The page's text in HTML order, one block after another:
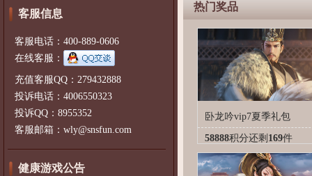
客服信息
客服电话：400-889-0606
在线客服：
充值客服QQ：279432888
投诉电话：4006550323
投诉QQ：8955352
客服邮箱：wly@snsfun.com
健康游戏公告
热门奖品
卧龙吟vip7夏季礼包
58888积分还剩 169件